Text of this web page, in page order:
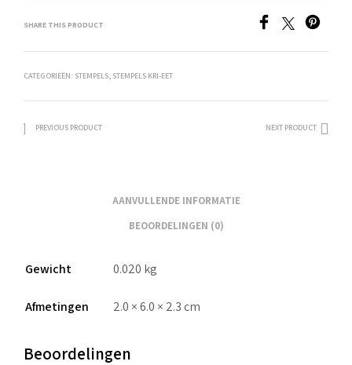
SHARE THIS PRODUCT
CATEGORIEËN: STEMPELS, STEMPELS KRI-EET
PREVIOUS PRODUCT NEXT PRODUCT
AANVULLENDE INFORMATIE
BEOORDELINGEN (0)
Gewicht 0.020 kg
Afmetingen 2.0 × 6.0 × 2.3 cm
Beoordelingen